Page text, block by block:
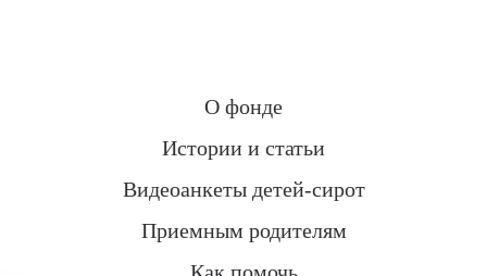
О фонде
Истории и статьи
Видеоанкеты детей-сирот
Приемным родителям